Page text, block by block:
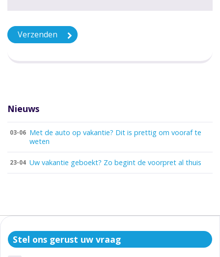
Nieuws
03-06 Met de auto op vakantie? Dit is prettig om vooraf te
weten
23-04 Uw vakantie geboekt? Zo begint de voorpret al thuis
Stel ons gerust uw vraag